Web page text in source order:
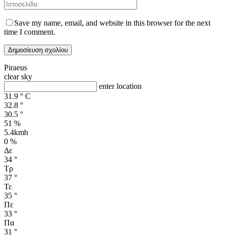
Save my name, email, and website in this browser for the next
time I comment.
Piraeus
clear sky
enter location
31.9 ° C
32.8 °
30.5 °
51 %
5.4kmh
0 %
Δε
34 °
Τρ
37 °
Τε
35 °
Πε
33 °
Πα
31 °